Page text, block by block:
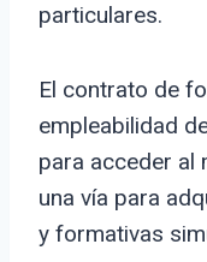
particulares.
El contrato de
empleabilidad
para acceder al
una vía para
y formativas